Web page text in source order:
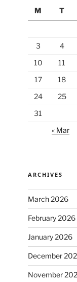
M
T
3
4
10
11
17
18
24
25
31
« Mar
ARCHIVES
March 2026
February 2026
January 2026
December
November